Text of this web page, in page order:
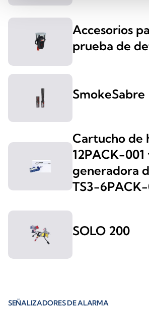
Accesorios
prueba de
SmokeSabre
Cartucho de
12PACK-001
generadora
TS3-6PACK-
SOLO 200
SEÑALIZADORES DE ALARMA